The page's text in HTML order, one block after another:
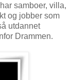
samboer, villa,
og jobber som
utdannet
Drammen.